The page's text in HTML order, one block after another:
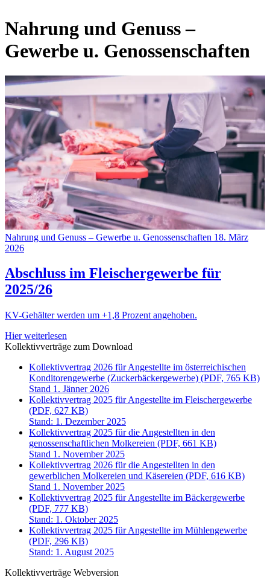
Nahrung und Genuss –
Gewerbe u. Genossenschaften
Nahrung und Genuss – Gewerbe u. Genossenschaften 18. März
2026
Abschluss im Fleischergewerbe für
2025/26
KV-Gehälter werden um +1,8 Prozent angehoben.
Hier weiterlesen
Kollektivverträge zum Download
Kollektivvertrag 2026 für Angestellte im österreichischen
Konditorengewerbe (Zuckerbäckergewerbe) (PDF, 765 KB)
Stand 1. Jänner 2026
Kollektivvertrag 2025 für Angestellte im Fleischergewerbe
(PDF, 627 KB)
Stand: 1. Dezember 2025
Kollektivvertrag 2025 für die Angestellten in den
genossenschaftlichen Molkereien (PDF, 661 KB)
Stand 1. November 2025
Kollektivvertrag 2026 für die Angestellten in den
gewerblichen Molkereien und Käsereien (PDF, 616 KB)
Stand 1. November 2025
Kollektivvertrag 2025 für Angestellte im Bäckergewerbe
(PDF, 777 KB)
Stand: 1. Oktober 2025
Kollektivvertrag 2025 für Angestellte im Mühlengewerbe
(PDF, 296 KB)
Stand: 1. August 2025
Kollektivverträge Webversion